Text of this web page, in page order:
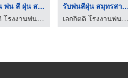
โรงงาน พ่น สี ฝุ่น ส ...
เอกกิตติ โรงงานพ่นสี สมุทรสาคร
รับพ่นสีฝุ่น ส
เอกกิตติ โรงงานพ่นสี สมุทรสาคร